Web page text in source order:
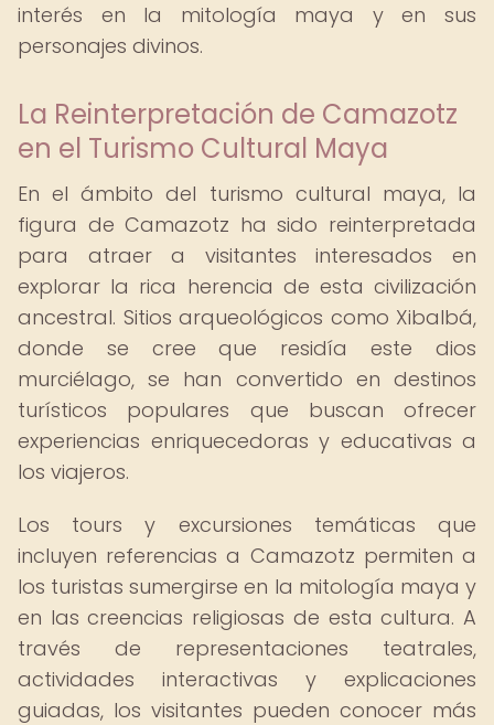
interés en la mitología maya y en sus
personajes divinos.
La Reinterpretación de Camazotz
en el Turismo Cultural Maya
En el ámbito del turismo cultural maya, la
figura de Camazotz ha sido reinterpretada
para atraer a visitantes interesados en
explorar la rica herencia de esta civilización
ancestral. Sitios arqueológicos como Xibalbá,
donde se cree que residía este dios
murciélago, se han convertido en destinos
turísticos populares que buscan ofrecer
experiencias enriquecedoras y educativas a
los viajeros.
Los tours y excursiones temáticas que
incluyen referencias a Camazotz permiten a
los turistas sumergirse en la mitología maya y
en las creencias religiosas de esta cultura. A
través de representaciones teatrales,
actividades interactivas y explicaciones
guiadas, los visitantes pueden conocer más